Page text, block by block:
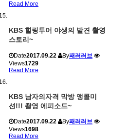
Read More
KBS 힐링투어 야생의 발견 촬영
스토리~
Date2017.09.22 By패러러브
Views1729
Read More
KBS 남자의자격 막방 앵콜미
션!!! 촬영 에피소드~
Date2017.09.22 By패러러브
Views1698
Read More